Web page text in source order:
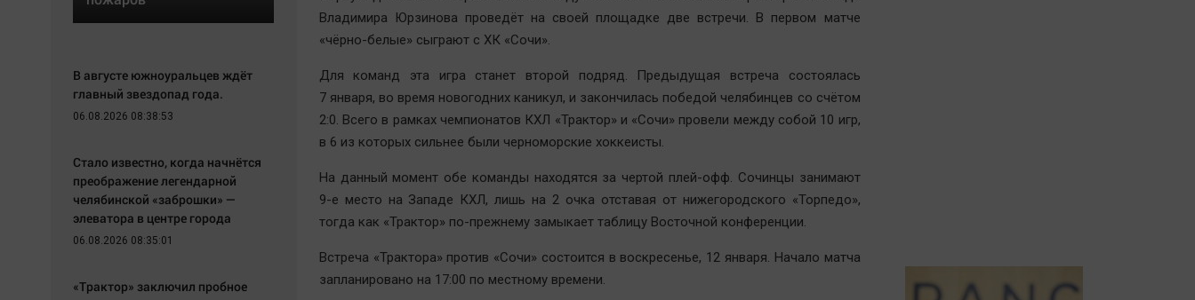
Владимира Юрзинова проведёт на своей площадке две встречи. В первом матче
«чёрно-белые» сыграют с ХК «Сочи».
Для команд эта игра станет второй подряд. Предыдущая встреча состоялась
7 января, во время новогодних каникул, и закончилась победой челябинцев со счётом
2:0. Всего в рамках чемпионатов КХЛ «Трактор» и «Сочи» провели между собой 10 игр,
в 6 из которых сильнее были черноморские хоккеисты.
На данный момент обе команды находятся за чертой плей-офф. Сочинцы занимают
9-е место на Западе КХЛ, лишь на 2 очка отставая от нижегородского «Торпедо»,
тогда как «Трактор» по-прежнему замыкает таблицу Восточной конференции.
Встреча «Трактора» против «Сочи» состоится в воскресенье, 12 января. Начало матча
запланировано на 17:00 по местному времени.
В августе южноуральцев ждёт
главный звездопад года.
06.08.2026 08:38:53
Стало известно, когда начнётся
преображение легендарной
челябинской «заброшки» —
элеватора в центре города
06.08.2026 08:35:01
«Трактор» заключил пробное